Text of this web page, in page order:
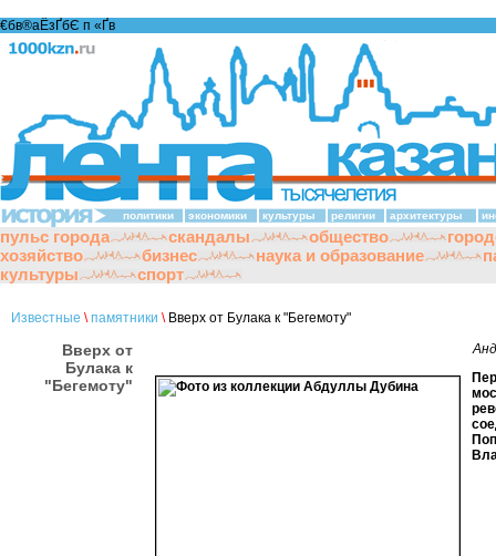
€бв®аЁзҐбЄ п «Ґ­в
политики экономики культуры религии архитектуры
пульс города скандалы общество
хозяйство
бизнес наука и образование
культуры
спорт
Известные \ памятники \Вверх от Булака к "Бегемоту"
Вверх от
Булака к
"Бегемоту"